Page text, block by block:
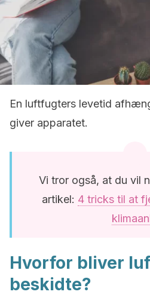
En luftfugters levetid
giver apparatet.
Vi tror også, at du vil
artikel: 4 tricks til at
Hvorfor bliver
beskidte?